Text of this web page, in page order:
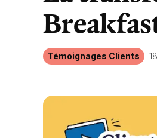
Témoignages Clients